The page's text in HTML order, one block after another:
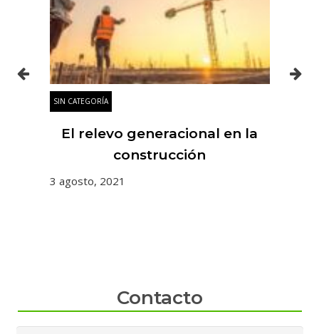
SIN CATEGORÍA
El relevo generacional en la
construcción
3 agosto, 2021
Contacto